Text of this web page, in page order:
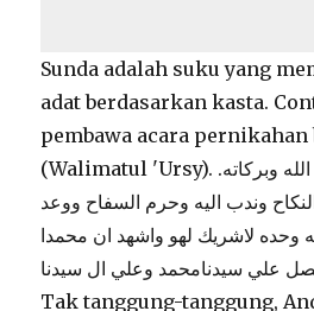
Sunda adalah suku yang
adat berdasarkan kasta.
pembawa acara pernikahan
(Walimatul 'Ursy). السلام عليكم ورحمة الله وبركاته.
وندب اليه وحرم السفاح ووعد
وحده لاشريك لهو واشهد ان محمدا
علي سيدنامحمد وعلي ال سيدنا.
Tak tanggung-tanggung,